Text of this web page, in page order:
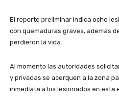
El reporte preliminar indica ocho
con quemaduras graves, además
perdieron la vida.
Al momento las autoridades
y privadas se acerquen a la zona
inmediata a los lesionados en esta